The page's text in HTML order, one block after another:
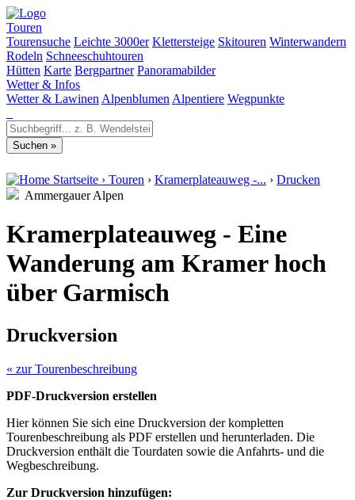
Touren
Tourensuche Leichte 3000er Klettersteige Skitouren Winterwandern
Rodeln Schneeschuhtouren
Hütten Karte Bergpartner Panoramabilder
Wetter & Infos
Wetter & Lawinen Alpenblumen Alpentiere Wegpunkte
Startseite › Touren › Kramerplateauweg -... › Drucken
Ammergauer Alpen
Kramerplateauweg - Eine
Wanderung am Kramer hoch
über Garmisch
Druckversion
« zur Tourenbeschreibung
PDF-Druckversion erstellen
Hier können Sie sich eine Druckversion der kompletten
Tourenbeschreibung als PDF erstellen und herunterladen. Die
Druckversion enthält die Tourdaten sowie die Anfahrts- und die
Wegbeschreibung.
Zur Druckversion hinzufügen: